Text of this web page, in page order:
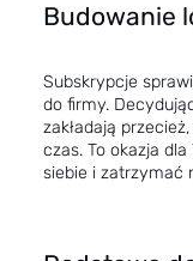
Budowanie
Subskrypcje
do firmy.
zakładają
czas. To okazja
siebie i zatrzymać